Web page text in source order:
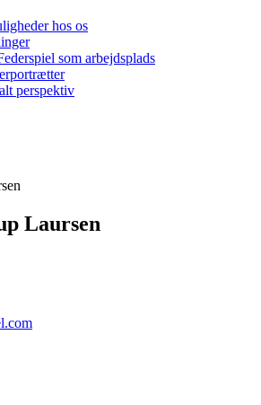
hos os
som arbejdsplads
perspektiv
Laursen